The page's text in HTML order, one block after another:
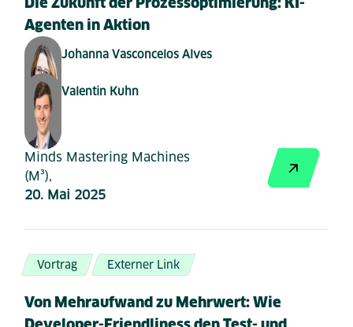
Agenten in Aktion
Johanna Vasconcelos Alves
Valentin Kuhn
Minds Mastering Machines
(M³),
20. Mai 2025
Vortrag Externer Link
Von Mehraufwand zu Mehrwert: Wie